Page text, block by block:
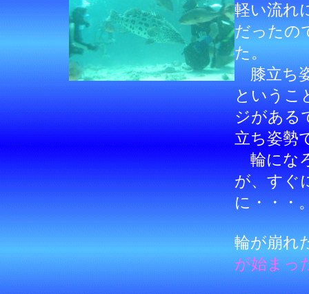
軽い流れ
だったの
た。
膝立ち
というこ
ジがある
立ち姿勢
輪にな
が、すぐ
に・・・
輪が崩れ
が始まっ